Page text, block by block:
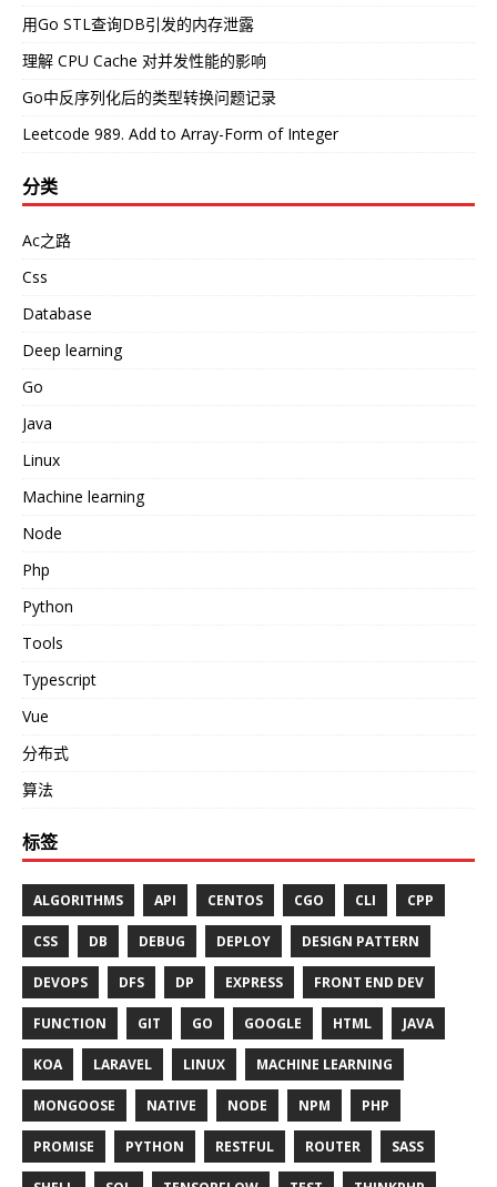
用Go STL查询DB引发的内存泄露
理解 CPU Cache 对并发性能的影响
Go中反序列化后的类型转换问题记录
Leetcode 989. Add to Array-Form of Integer
分类
Ac之路
Css
Database
Deep learning
Go
Java
Linux
Machine learning
Node
Php
Python
Tools
Typescript
Vue
分布式
算法
标签
ALGORITHMS API CENTOS CGO CLI CPP
CSS DB DEBUG DEPLOY DESIGN PATTERN
DEVOPS DFS DP EXPRESS FRONT END DEV
FUNCTION GIT GO GOOGLE HTML JAVA
KOA LARAVEL LINUX MACHINE LEARNING
MONGOOSE NATIVE NODE NPM PHP
PROMISE PYTHON RESTFUL ROUTER SASS